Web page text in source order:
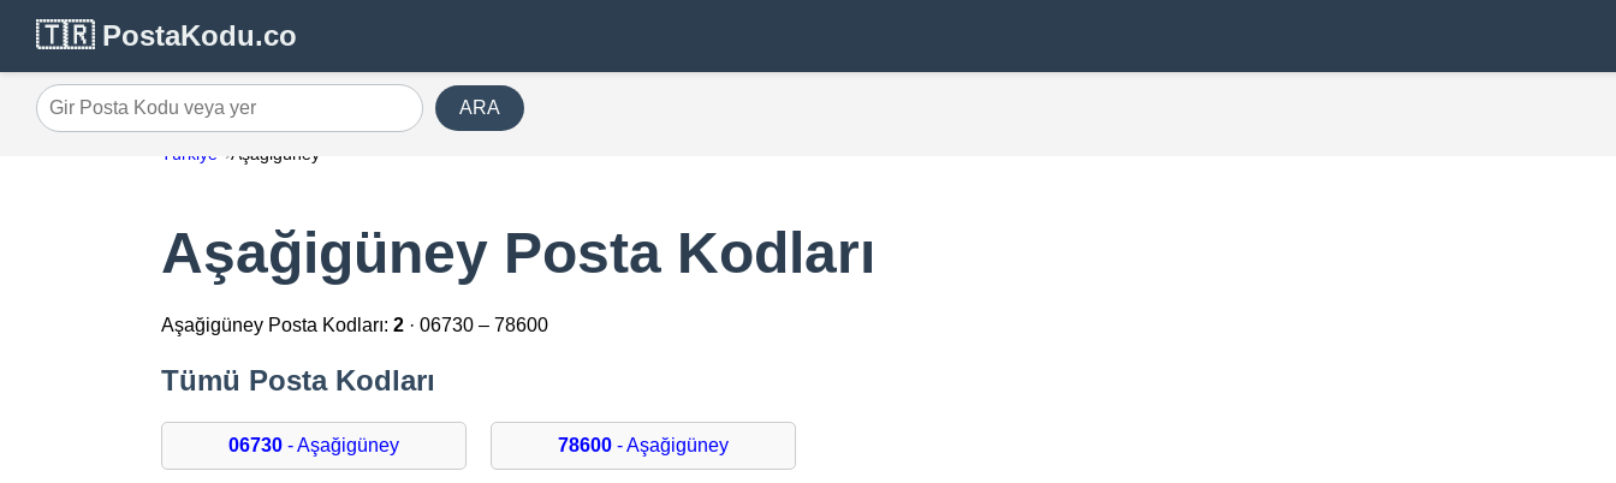
🇹🇷 PostaKodu.co
Gir Posta Kodu veya yer ARA
Türkiye Aşağigüney
Aşağigüney Posta Kodları
Aşağigüney Posta Kodları:2 · 06730 – 78600
Tümü Posta Kodları
06730 - Aşağigüney 78600 - Aşağigüney